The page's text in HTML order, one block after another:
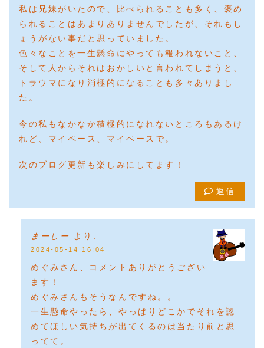
私は兄妹がいたので、比べられることも多く、褒め
られることはあまりありませんでしたが、それもし
ょうがない事だと思っていました。
色々なことを一生懸命にやっても報われないこと、
そして人からそれはおかしいと言われてしまうと、
トラウマになり消極的になることも多々ありまし
た。
今の私もなかなか積極的になれないところもあるけ
れど、マイペース、マイペースで。
次のブログ更新も楽しみにしてます！
返信
まーしー より:
2024-05-14 16:04
めぐみさん、コメントありがとうござい
ます！
めぐみさんもそうなんですね。。
一生懸命やったら、やっぱりどこかでそれを認
めてほしい気持ちが出てくるのは当たり前と思
ってて。